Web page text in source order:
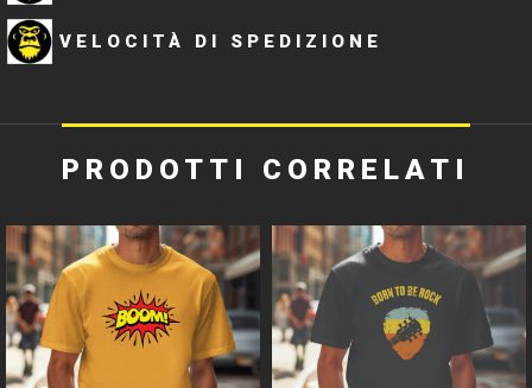
VELOCITÀ DI SPEDIZIONE
PRODOTTI CORRELATI